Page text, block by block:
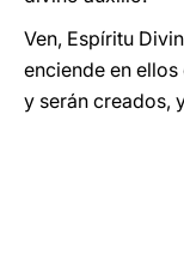
Ven, Espíritu
enciende en
y serán creados,